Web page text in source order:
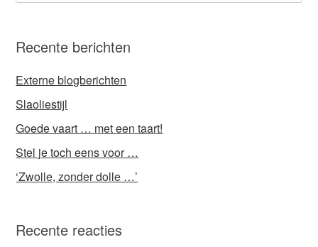
Recente berichten
Externe blogberichten
Slaoliestijl
Goede vaart … met een taart!
Stel je toch eens voor …
‘Zwolle, zonder dolle …’
Recente reacties